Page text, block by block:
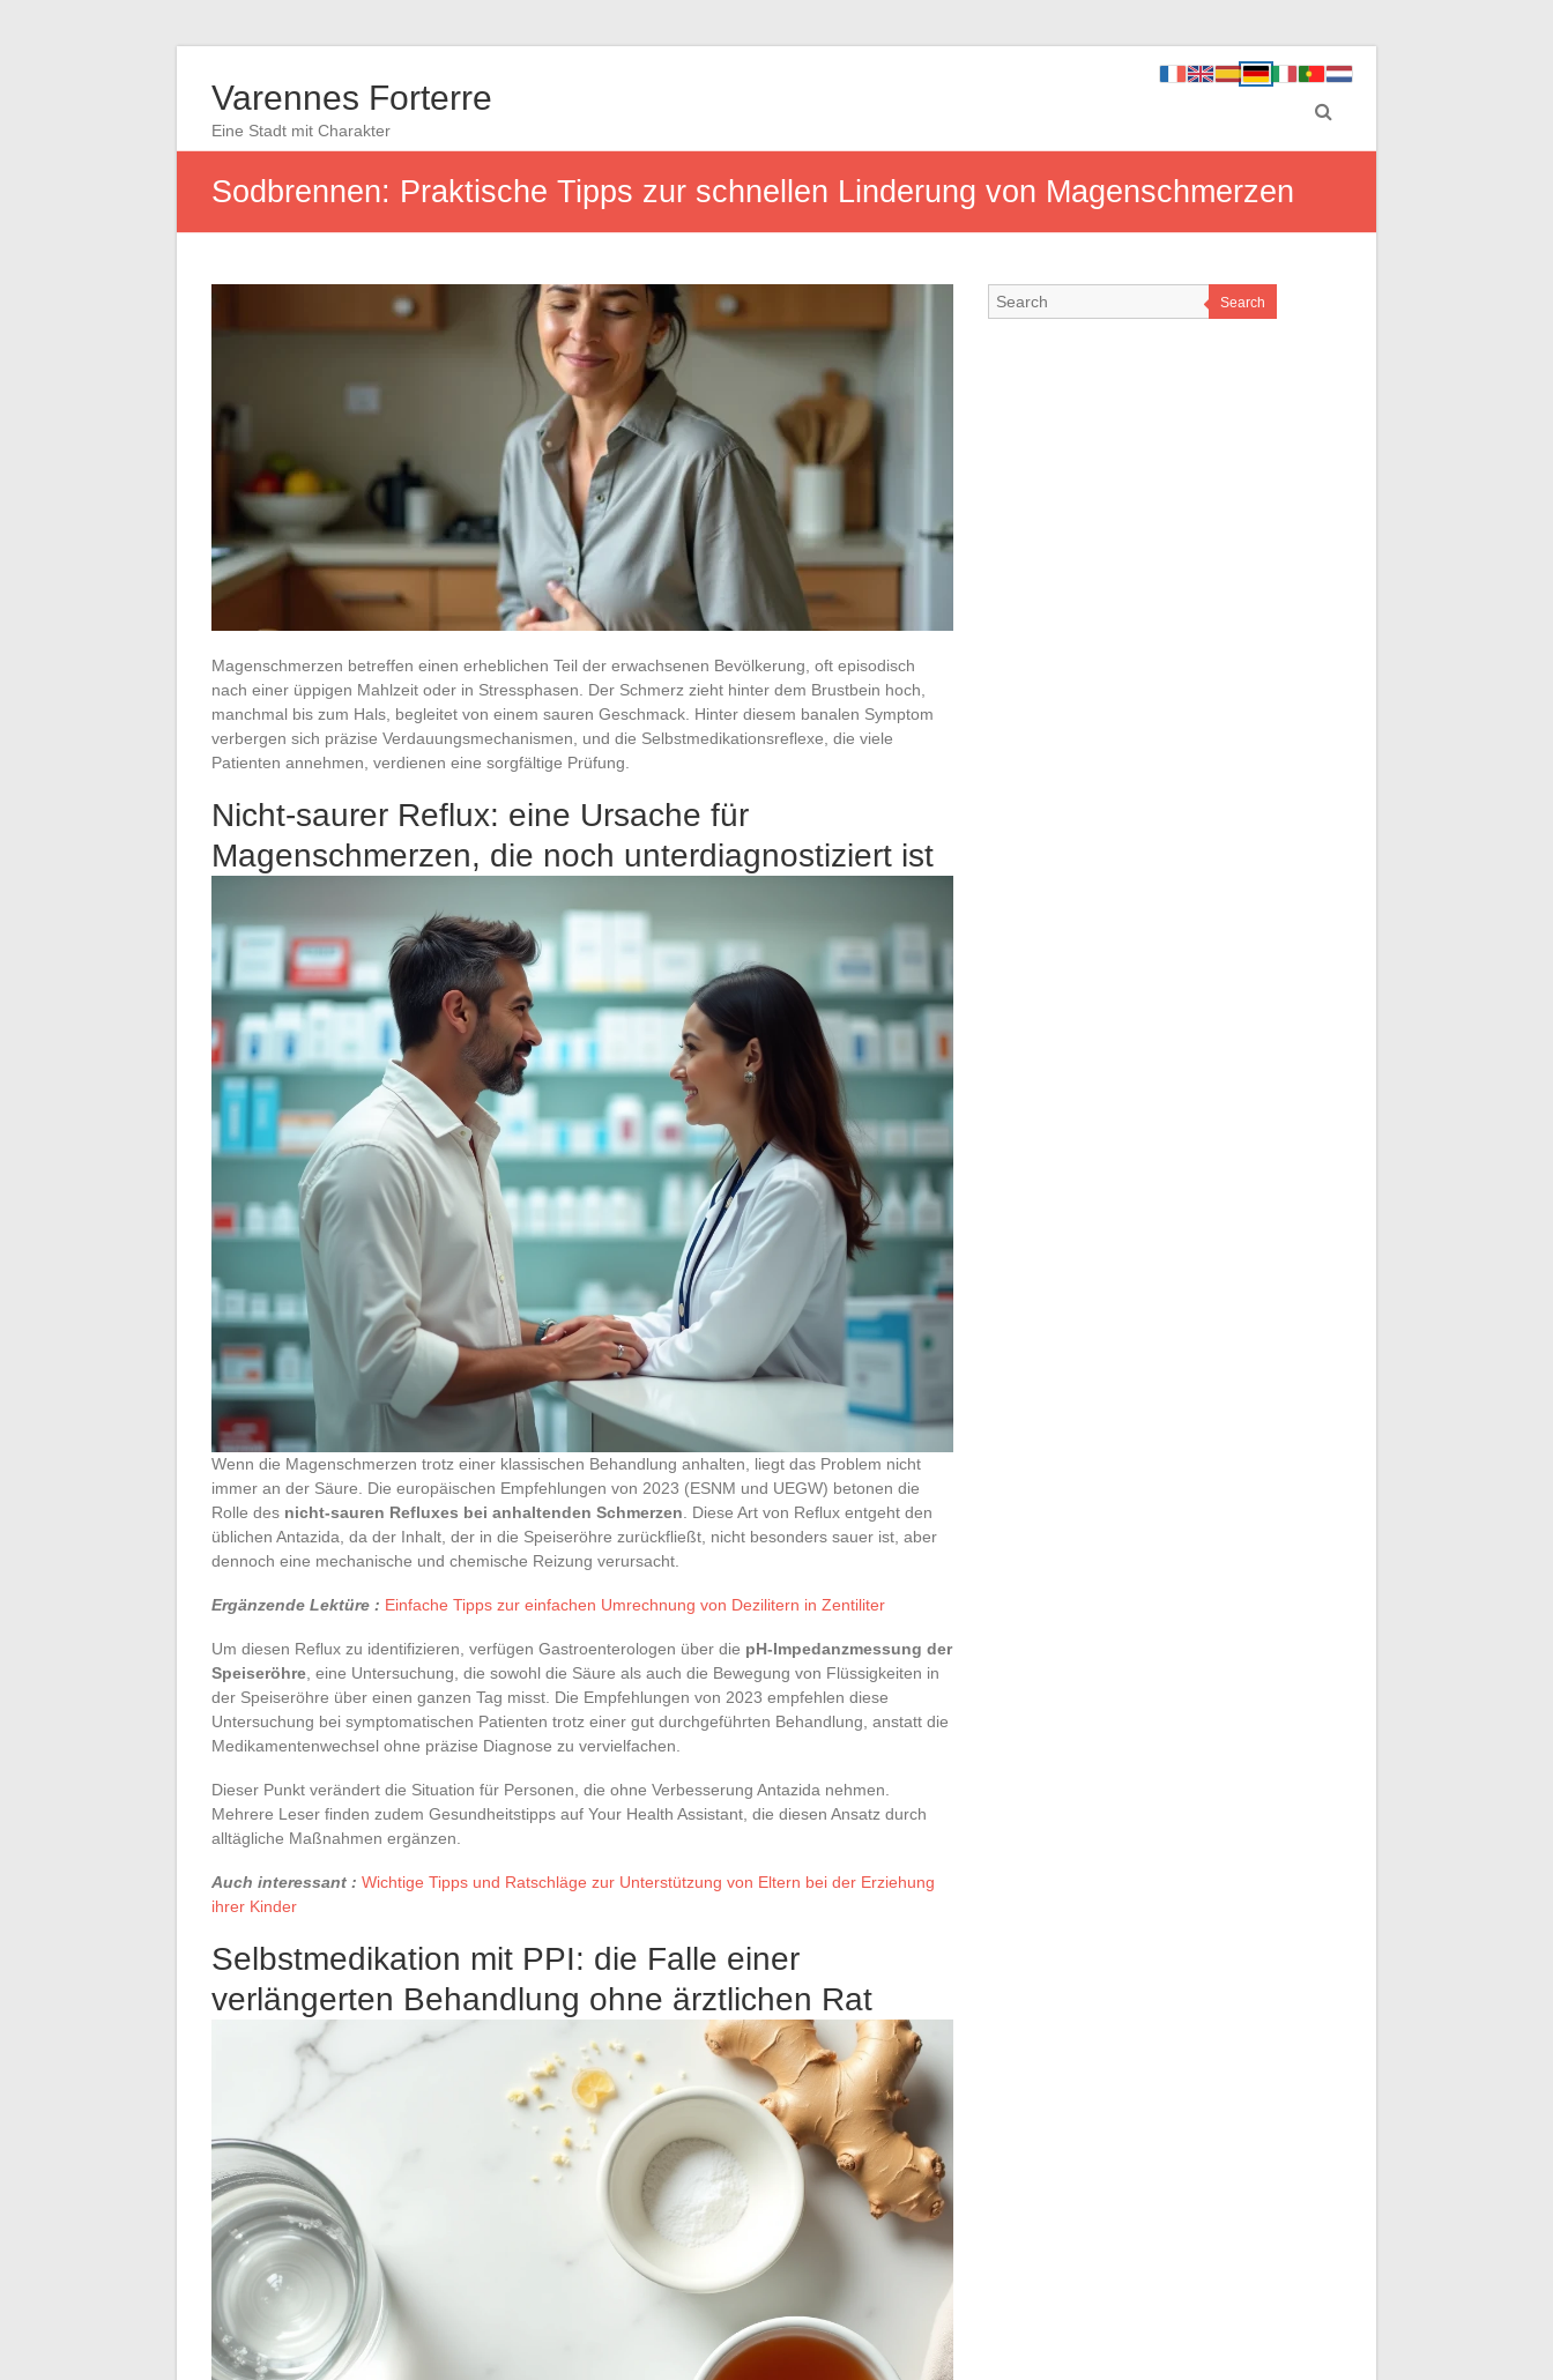
Varennes Forterre
Eine Stadt mit Charakter
Sodbrennen: Praktische Tipps zur schnellen Linderung von Magenschmerzen
Magenschmerzen betreffen einen erheblichen Teil der erwachsenen Bevölkerung, oft episodisch
nach einer üppigen Mahlzeit oder in Stressphasen. Der Schmerz zieht hinter dem Brustbein hoch,
manchmal bis zum Hals, begleitet von einem sauren Geschmack. Hinter diesem banalen Symptom
verbergen sich präzise Verdauungsmechanismen, und die Selbstmedikationsreflexe, die viele
Patienten annehmen, verdienen eine sorgfältige Prüfung.
Nicht-saurer Reflux: eine Ursache für
Magenschmerzen, die noch unterdiagnostiziert ist
Wenn die Magenschmerzen trotz einer klassischen Behandlung anhalten, liegt das Problem nicht
immer an der Säure. Die europäischen Empfehlungen von 2023 (ESNM und UEGW) betonen die
Rolle des nicht-sauren Refluxes bei anhaltenden Schmerzen. Diese Art von Reflux entgeht den
üblichen Antazida, da der Inhalt, der in die Speiseröhre zurückfließt, nicht besonders sauer ist, aber
dennoch eine mechanische und chemische Reizung verursacht.
Ergänzende Lektüre : Einfache Tipps zur einfachen Umrechnung von Dezilitern in Zentiliter
Um diesen Reflux zu identifizieren, verfügen Gastroenterologen über die pH-Impedanzmessung der
Speiseröhre, eine Untersuchung, die sowohl die Säure als auch die Bewegung von Flüssigkeiten in
der Speiseröhre über einen ganzen Tag misst. Die Empfehlungen von 2023 empfehlen diese
Untersuchung bei symptomatischen Patienten trotz einer gut durchgeführten Behandlung, anstatt die
Medikamentenwechsel ohne präzise Diagnose zu vervielfachen.
Dieser Punkt verändert die Situation für Personen, die ohne Verbesserung Antazida nehmen.
Mehrere Leser finden zudem Gesundheitstipps auf Your Health Assistant, die diesen Ansatz durch
alltägliche Maßnahmen ergänzen.
Auch interessant : Wichtige Tipps und Ratschläge zur Unterstützung von Eltern bei der Erziehung
ihrer Kinder
Selbstmedikation mit PPI: die Falle einer
verlängerten Behandlung ohne ärztlichen Rat
Search